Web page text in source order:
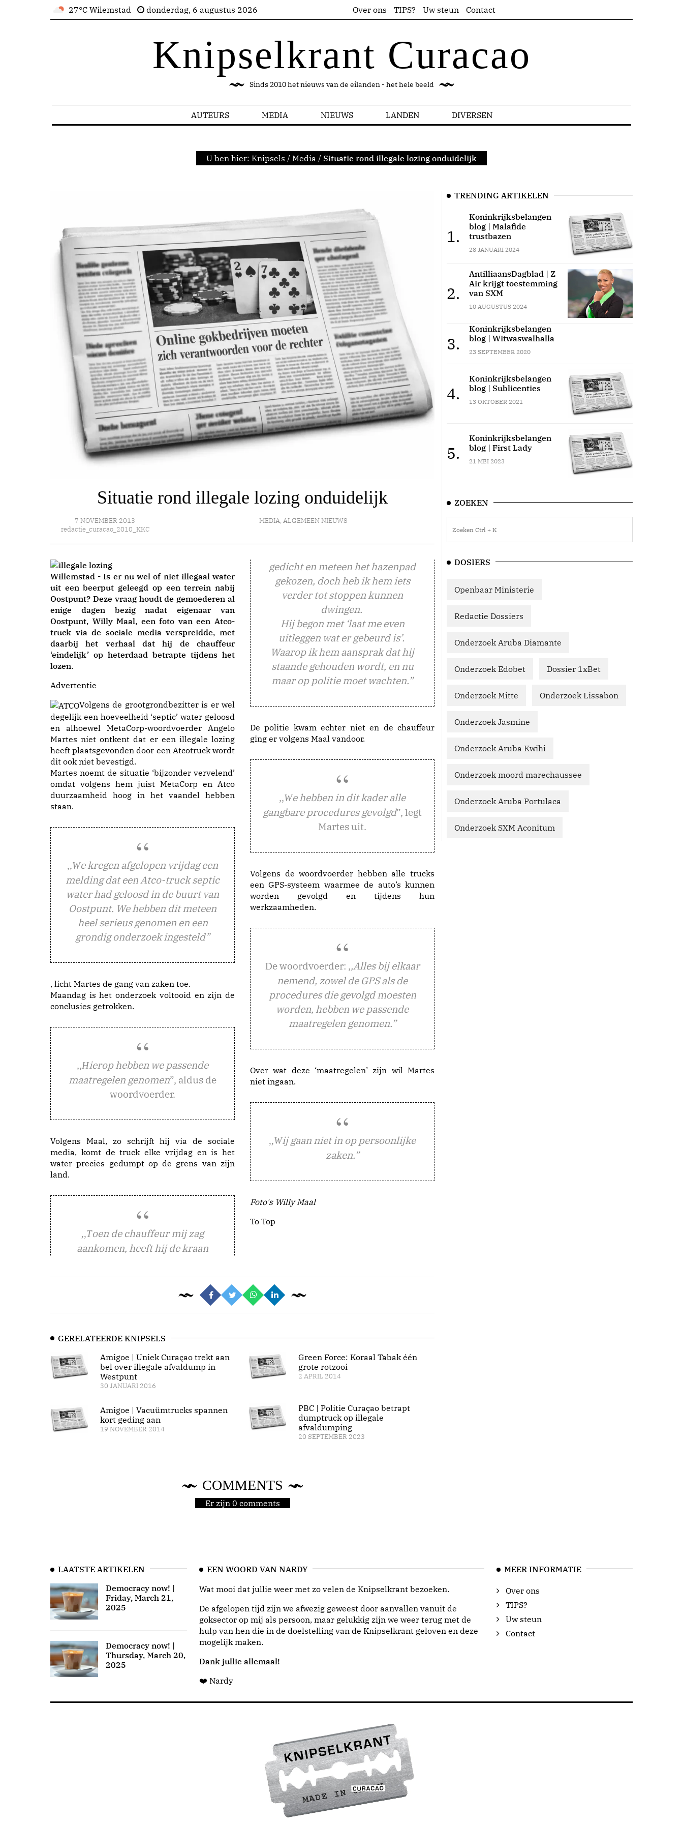
27°C Wilemstad donderdag, 6 augustus 2026 Over ons TIPS? Uw steun Contact
Knipselkrant Curacao
Sinds 2010 het nieuws van de eilanden - het hele beeld
AUTEURS MEDIA NIEUWS LANDEN DIVERSEN
U ben hier: Knipsels / Media / Situatie rond illegale lozing onduidelijk
Situatie rond illegale lozing onduidelijk
7 NOVEMBER 2013
redactie_curacao_2010_KKC
MEDIA, ALGEMEEN NIEUWS
Willemstad - Is er nu wel of niet illegaal water
uit een beerput geleegd op een terrein nabij
Oostpunt? Deze vraag houdt de gemoederen al
enige dagen bezig nadat eigenaar van
Oostpunt, Willy Maal, een foto van een Atco-
truck via de sociale media verspreidde, met
daarbij het verhaal dat hij de chauffeur
‘eindelijk’ op heterdaad betrapte tijdens het
lozen.
Advertentie
Volgens de grootgrondbezitter is er wel
degelijk een hoeveelheid ‘septic’ water geloosd
en alhoewel MetaCorp-woordvoerder Angelo
Martes niet ontkent dat er een illegale lozing
heeft plaatsgevonden door een Atcotruck wordt
dit ook niet bevestigd.
Martes noemt de situatie ‘bijzonder vervelend’
omdat volgens hem juist MetaCorp en Atco
duurzaamheid hoog in het vaandel hebben
staan.
,,We kregen afgelopen vrijdag een
melding dat een Atco-truck septic
water had geloosd in de buurt van
Oostpunt. We hebben dit meteen
heel serieus genomen en een
grondig onderzoek ingesteld”
, licht Martes de gang van zaken toe.
Maandag is het onderzoek voltooid en zijn de
conclusies getrokken.
,,Hierop hebben we passende
maatregelen genomen”, aldus de
woordvoerder.
Volgens Maal, zo schrijft hij via de sociale
media, komt de truck elke vrijdag en is het
water precies gedumpt op de grens van zijn
land.
,,Toen de chauffeur mij zag
aankomen, heeft hij de kraan
gedicht en meteen het hazenpad
gekozen, doch heb ik hem iets
verder tot stoppen kunnen
dwingen.
Hij begon met ‘laat me even
uitleggen wat er gebeurd is’.
Waarop ik hem aansprak dat hij
staande gehouden wordt, en nu
maar op politie moet wachten.”
De politie kwam echter niet en de chauffeur
ging er volgens Maal vandoor.
,,We hebben in dit kader alle
gangbare procedures gevolgd”, legt
Martes uit.
Volgens de woordvoerder hebben alle trucks
een GPS-systeem waarmee de auto’s kunnen
worden gevolgd en tijdens hun
werkzaamheden.
De woordvoerder: ,,Alles bij elkaar
nemend, zowel de GPS als de
procedures die gevolgd moesten
worden, hebben we passende
maatregelen genomen.”
Over wat deze ‘maatregelen’ zijn wil Martes
niet ingaan.
,,Wij gaan niet in op persoonlijke
zaken.”
Foto's Willy Maal
To Top
GERELATEERDE KNIPSELS
Amigoe | Uniek Curaçao trekt aan
bel over illegale afvaldump in
Westpunt
30 JANUARI 2016
Amigoe | Vacuümtrucks spannen
kort geding aan
19 NOVEMBER 2014
Green Force: Koraal Tabak één
grote rotzooi
2 APRIL 2014
PBC | Politie Curaçao betrapt
dumptruck op illegale
afvaldumping
20 SEPTEMBER 2023
COMMENTS
Er zijn 0 comments
TRENDING ARTIKELEN
1.
Koninkrijksbelangen
blog | Malafide
trustbazen
28 JANUARI 2024
2.
AntilliaansDagblad | Z
Air krijgt toestemming
van SXM
10 AUGUSTUS 2024
3.
Koninkrijksbelangen
blog | Witwaswalhalla
23 SEPTEMBER 2020
4.
Koninkrijksbelangen
blog | Sublicenties
13 OKTOBER 2021
5.
Koninkrijksbelangen
blog | First Lady
21 MEI 2023
ZOEKEN
DOSIERS
Openbaar Ministerie
Redactie Dossiers
Onderzoek Aruba Diamante
Onderzoek Edobet Dossier 1xBet
Onderzoek Mitte Onderzoek Lissabon
Onderzoek Jasmine
Onderzoek Aruba Kwihi
Onderzoek moord marechaussee
Onderzoek Aruba Portulaca
Onderzoek SXM Aconitum
LAATSTE ARTIKELEN
Democracy now! |
Friday, March 21,
2025
Democracy now! |
Thursday, March 20,
2025
EEN WOORD VAN NARDY
Wat mooi dat jullie weer met zo velen de Knipselkrant bezoeken.
De afgelopen tijd zijn we afwezig geweest door aanvallen vanuit de
goksector op mij als persoon, maar gelukkig zijn we weer terug met de
hulp van hen die in de doelstelling van de Knipselkrant geloven en deze
mogelijk maken.
Dank jullie allemaal!
❤️ Nardy
MEER INFORMATIE
Over ons
TIPS?
Uw steun
Contact